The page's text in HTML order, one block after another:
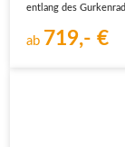
entlang des
ab 719,- €